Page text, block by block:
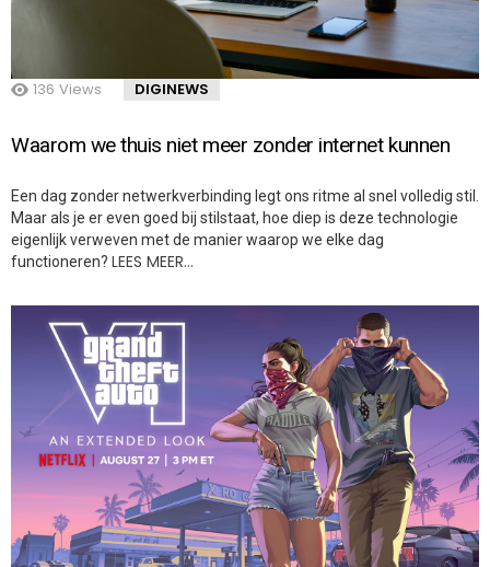
136 Views DIGINEWS
Waarom we thuis niet meer zonder internet kunnen
Een dag zonder netwerkverbinding legt ons ritme al snel volledig stil.
Maar als je er even goed bij stilstaat, hoe diep is deze technologie
eigenlijk verweven met de manier waarop we elke dag
functioneren? LEES MEER…